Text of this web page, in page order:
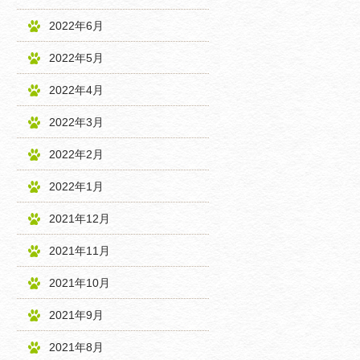
2022年6月
2022年5月
2022年4月
2022年3月
2022年2月
2022年1月
2021年12月
2021年11月
2021年10月
2021年9月
2021年8月